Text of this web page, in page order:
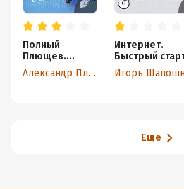
Полный
Плющев.
Интернет на
каждый деньАлександр Плющев
Интернет.
Быстрый
Еще